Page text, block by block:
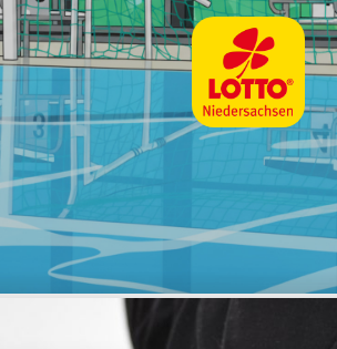
Wasserball
@